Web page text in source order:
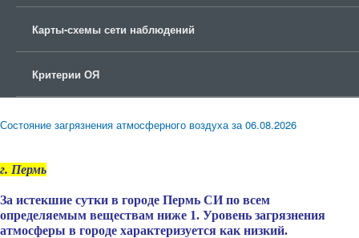
Карты-схемы сети наблюдений
Критерии ОЯ
Состояние загрязнения атмосферного воздуха за 06.08.2026
г. Пермь
За истекшие сутки в городе Пермь СИ по всем
определяемым веществам ниже 1. Уровень загрязнения
атмосферы в городе характеризуется как низкий.